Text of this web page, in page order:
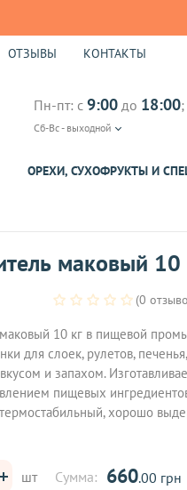
ОТЗЫВЫ КОНТАКТЫ
Пн-пт: с 9:00 до 18:00;
Сб-Вс - выходной
ОРЕХИ, СУХОФРУКТЫ И
маковый 10
(0
10 кг в пищевой
для слоек, рулетов,
и запахом.
пищевых
хорошо
шт Сумма: 660.00 грн